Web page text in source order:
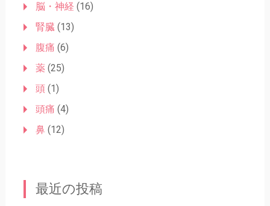
脳・神経 (16)
腎臓 (13)
腹痛 (6)
薬(25)
頭(1)
頭痛 (4)
鼻(12)
最近の投稿